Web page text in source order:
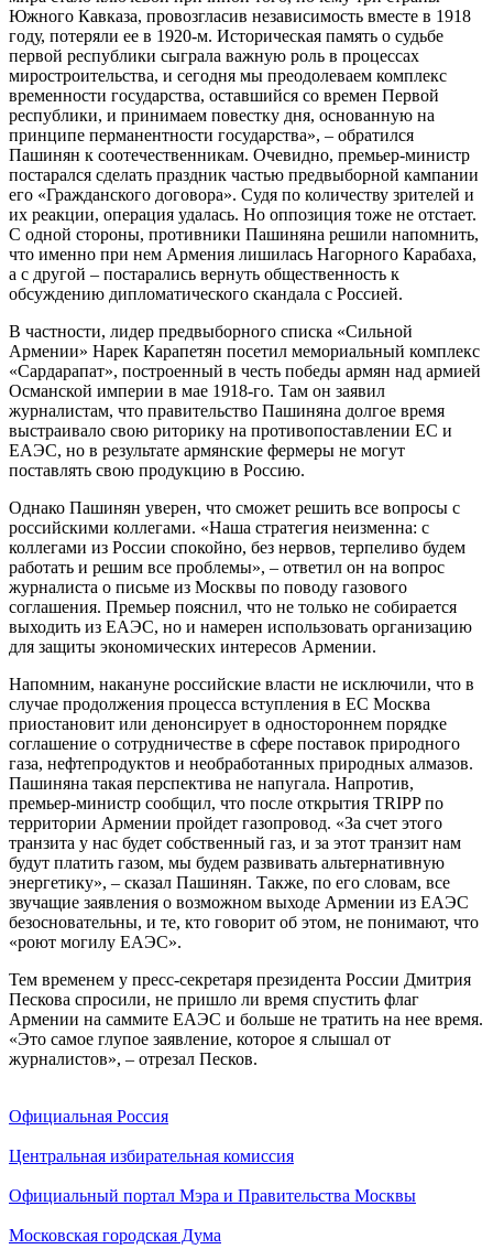
Южного Кавказа, провозгласив независимость вместе в 1918
году, потеряли ее в 1920-м. Историческая память о судьбе
первой республики сыграла важную роль в процессах
миростроительства, и сегодня мы преодолеваем комплекс
временности государства, оставшийся со времен Первой
республики, и принимаем повестку дня, основанную на
принципе перманентности государства», – обратился
Пашинян к соотечественникам. Очевидно, премьер-министр
постарался сделать праздник частью предвыборной кампании
его «Гражданского договора». Судя по количеству зрителей и
их реакции, операция удалась. Но оппозиция тоже не отстает.
С одной стороны, противники Пашиняна решили напомнить,
что именно при нем Армения лишилась Нагорного Карабаха,
а с другой – постарались вернуть общественность к
обсуждению дипломатического скандала с Россией.
В частности, лидер предвыборного списка «Сильной
Армении» Нарек Карапетян посетил мемориальный комплекс
«Сардарапат», построенный в честь победы армян над армией
Османской империи в мае 1918-го. Там он заявил
журналистам, что правительство Пашиняна долгое время
выстраивало свою риторику на противопоставлении ЕС и
ЕАЭС, но в результате армянские фермеры не могут
поставлять свою продукцию в Россию.
Однако Пашинян уверен, что сможет решить все вопросы с
российскими коллегами. «Наша стратегия неизменна: с
коллегами из России спокойно, без нервов, терпеливо будем
работать и решим все проблемы», – ответил он на вопрос
журналиста о письме из Москвы по поводу газового
соглашения. Премьер пояснил, что не только не собирается
выходить из ЕАЭС, но и намерен использовать организацию
для защиты экономических интересов Армении.
Напомним, накануне российские власти не исключили, что в
случае продолжения процесса вступления в ЕС Москва
приостановит или денонсирует в одностороннем порядке
соглашение о сотрудничестве в сфере поставок природного
газа, нефтепродуктов и необработанных природных алмазов.
Пашиняна такая перспектива не напугала. Напротив,
премьер-министр сообщил, что после открытия TRIPP по
территории Армении пройдет газопровод. «За счет этого
транзита у нас будет собственный газ, и за этот транзит нам
будут платить газом, мы будем развивать альтернативную
энергетику», – сказал Пашинян. Также, по его словам, все
звучащие заявления о возможном выходе Армении из ЕАЭС
безосновательны, и те, кто говорит об этом, не понимают, что
«роют могилу ЕАЭС».
Тем временем у пресс-секретаря президента России Дмитрия
Пескова спросили, не пришло ли время спустить флаг
Армении на саммите ЕАЭС и больше не тратить на нее время.
«Это самое глупое заявление, которое я слышал от
журналистов», – отрезал Песков.
Официальная Россия
Центральная избирательная комиссия
Официальный портал Мэра и Правительства Москвы
Московская городская Дума